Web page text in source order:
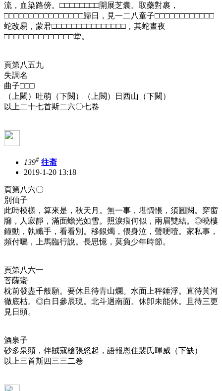
流，血染路傍。□□□□□□□□開展芝囊。取藥對裹，
□□□□□□□□□□□□□□□□歸日，見一二八童子□□□□□□□□□□□□
蛇改易，蒙君□□□□□□□□□□□□□□□，其蛇晝夜
□□□□□□□□□□□□□□堂。
頁第八五九
失調名
曲子□□□
（上闕）吐萌（下闕）（上闕）日西山（下闕）
以上二十七首斯二六〇七卷
139# 往斋
2019-1-20 13:18
頁第八六〇
別仙子
此時模樣，算來是，秋天月。無一事，堪惆悵，須圓闕。穿窗
牖，人寂靜，滿面蟾光如雪。照淚痕何似，兩眉雙結。◎曉樓
鐘動，執纖手，看看別。移銀燭，偎身泣，聲哽噎。家私事，
頻付囑，上馬臨行說。長思憶，莫負少年時節。
頁第八六一
菩薩蠻
枕前發盡千般願。要休且待青山爛。水面上秤錘浮。直待黃河
徹底枯。◎白日參辰現。北斗迴南面。休卽未能休。且待三更
見日頭。
酒泉子
砂多泉頭，伴賊寇槍張怒起，語報恩住裴氏暉威（下缺）
以上三首斯四三三二卷